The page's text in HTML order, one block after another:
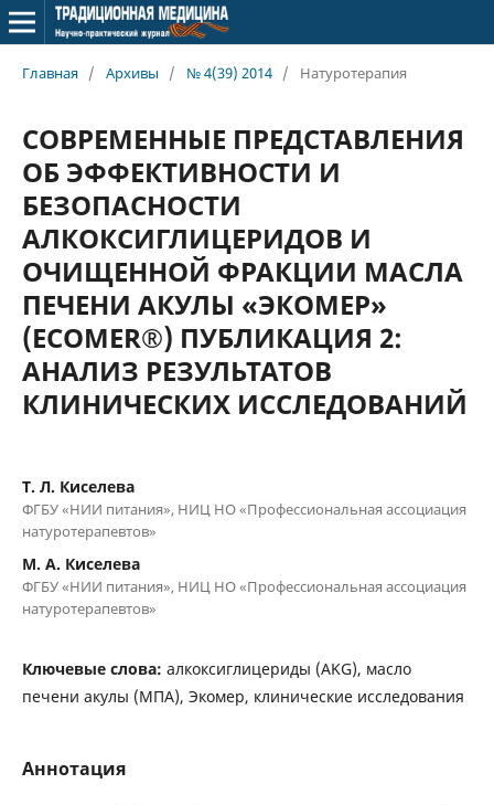
Главная / Архивы / № 4(39) 2014 / Натуротерапия
СОВРЕМЕННЫЕ ПРЕДСТАВЛЕНИЯ
ОБ ЭФФЕКТИВНОСТИ И
БЕЗОПАСНОСТИ
АЛКОКСИГЛИЦЕРИДОВ И
ОЧИЩЕННОЙ ФРАКЦИИ МАСЛА
ПЕЧЕНИ АКУЛЫ «ЭКОМЕР»
(ECOMER®) ПУБЛИКАЦИЯ 2:
АНАЛИЗ РЕЗУЛЬТАТОВ
КЛИНИЧЕСКИХ ИССЛЕДОВАНИЙ
Т. Л. Киселева
ФГБУ «НИИ питания», НИЦ НО «Профессиональная ассоциация
натуротерапевтов»
М. А. Киселева
ФГБУ «НИИ питания», НИЦ НО «Профессиональная ассоциация
натуротерапевтов»
Ключевые слова: алкоксиглицериды (AKG), масло
печени акулы (МПА), Экомер, клинические исследования
Аннотация